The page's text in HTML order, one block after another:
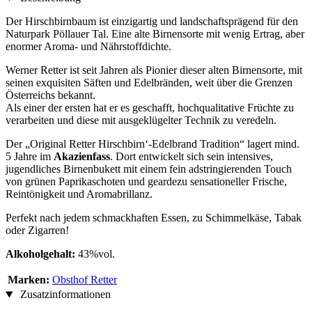
Der Hirschbirnbaum ist einzigartig und landschaftsprägend für den
Naturpark Pöllauer Tal. Eine alte Birnensorte mit wenig Ertrag, aber
enormer Aroma- und Nährstoffdichte.
Werner Retter ist seit Jahren als Pionier dieser alten Birnensorte, mit
seinen exquisiten Säften und Edelbränden, weit über die Grenzen
Österreichs bekannt.
Als einer der ersten hat er es geschafft, hochqualitative Früchte zu
verarbeiten und diese mit ausgeklügelter Technik zu veredeln.
Der „Original Retter Hirschbirn‘-Edelbrand Tradition“ lagert mind.
5 Jahre im Akazienfass. Dort entwickelt sich sein intensives,
jugendliches Birnenbukett mit einem fein adstringierenden Touch
von grünen Paprikaschoten und geardezu sensationeller Frische,
Reintönigkeit und Aromabrillanz.
Perfekt nach jedem schmackhaften Essen, zu Schimmelkäse, Tabak
oder Zigarren!
Alkoholgehalt: 43%vol.
Marken: Obsthof Retter
Zusatzinformationen